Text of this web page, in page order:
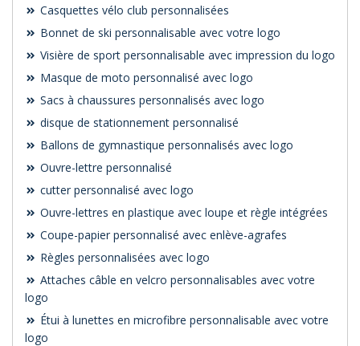
Casquettes vélo club personnalisées
Bonnet de ski personnalisable avec votre logo
Visière de sport personnalisable avec impression du logo
Masque de moto personnalisé avec logo
Sacs à chaussures personnalisés avec logo
disque de stationnement personnalisé
Ballons de gymnastique personnalisés avec logo
Ouvre-lettre personnalisé
cutter personnalisé avec logo
Ouvre-lettres en plastique avec loupe et règle intégrées
Coupe-papier personnalisé avec enlève-agrafes
Règles personnalisées avec logo
Attaches câble en velcro personnalisables avec votre
logo
Étui à lunettes en microfibre personnalisable avec votre
logo